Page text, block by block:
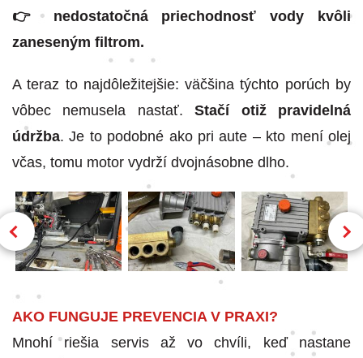
👉 nedostatočná priechodnosť vody kvôli
zaneseným filtrom.
A teraz to najdôležitejšie: väčšina týchto porúch by
vôbec nemusela nastať.Stačí otiž pravidelná
údržba. Je to podobné ako pri aute – kto mení olej
včas, tomu motor vydrží dvojnásobne dlho.
AKO FUNGUJE PREVENCIA V PRAXI?
Mnohí riešia servis až vo chvíli, keď nastane